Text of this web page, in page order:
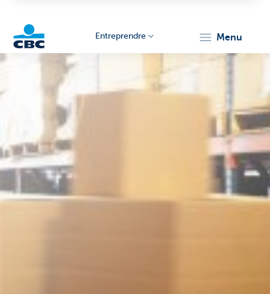
Entrepreneurs
Entreprendre menu